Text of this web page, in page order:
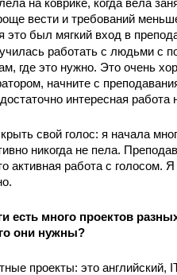
на коврике, когда вела
вести и требований
это был мягкий вход в
работать с людьми с
где это нужно. Это очень
начните с
интересная работа
свой голос: я начала
никогда не пела.
активная работа с голосом.
много проектов
они нужны?
проекты: это английский,